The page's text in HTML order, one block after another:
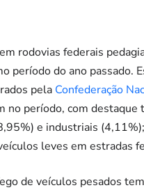
rodovias federais
período do ano
pela Confederação
no período, com
e industriais
leves em estradas
de veículos pesados